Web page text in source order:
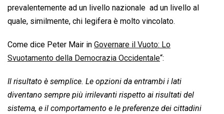
prevalentemente ad un livello nazionale  ad un livello al
quale, similmente, chi legifera è molto vincolato.
Come dice Peter Mair in  Governare il Vuoto: Lo
Svuotamento della Democrazia Occidentale“:
Il risultato è semplice. Le opzioni da entrambi i lati
diventano sempre più irrilevanti rispetto ai risultati del
sistema, e il comportamento e le preferenze dei cittadini